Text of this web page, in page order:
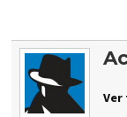
Ver